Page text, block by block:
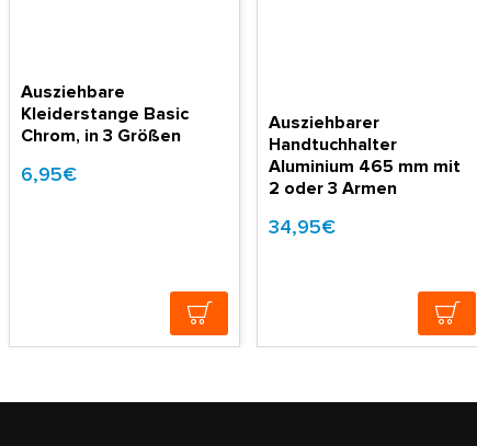
Ausziehbare
Kleiderstange Basic
Chrom, in 3 Größen
6,95€
Ausziehbarer
Handtuchhalter
Aluminium 465 mm mit
2 oder 3 Armen
34,95€